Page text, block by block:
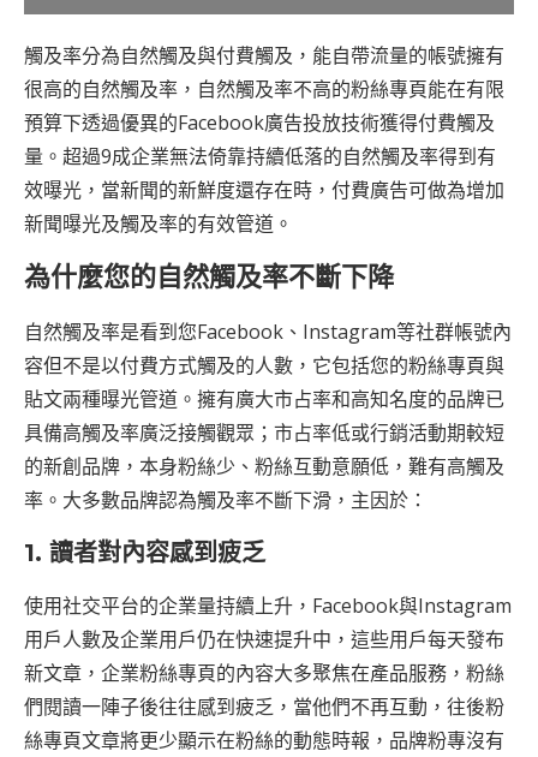
觸及率分為自然觸及與付費觸及，能自帶流量的帳號擁有
很高的自然觸及率，自然觸及率不高的粉絲專頁能在有限
預算下透過優異的Facebook廣告投放技術獲得付費觸及
量。超過9成企業無法倚靠持續低落的自然觸及率得到有
效曝光，當新聞的新鮮度還存在時，付費廣告可做為增加
新聞曝光及觸及率的有效管道。
為什麼您的自然觸及率不斷下降
自然觸及率是看到您Facebook、Instagram等社群帳號內
容但不是以付費方式觸及的人數，它包括您的粉絲專頁與
貼文兩種曝光管道。擁有廣大市占率和高知名度的品牌已
具備高觸及率廣泛接觸觀眾；市占率低或行銷活動期較短
的新創品牌，本身粉絲少、粉絲互動意願低，難有高觸及
率。大多數品牌認為觸及率不斷下滑，主因於：
1. 讀者對內容感到疲乏
使用社交平台的企業量持續上升，Facebook與Instagram
用戶人數及企業用戶仍在快速提升中，這些用戶每天發布
新文章，企業粉絲專頁的內容大多聚焦在產品服務，粉絲
們閱讀一陣子後往往感到疲乏，當他們不再互動，往後粉
絲專頁文章將更少顯示在粉絲的動態時報，品牌粉專沒有